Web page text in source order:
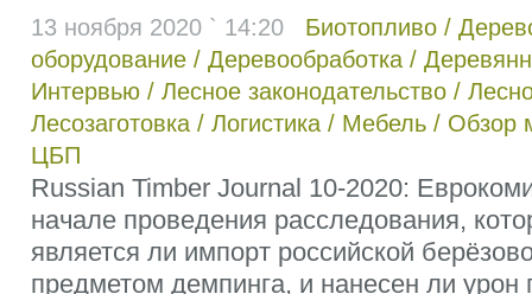
13 ноября 2020 ` 14:20 Биотопливо /
оборудование / Деревообработка /
Интервью / Лесное законодательство /
Лесозаготовка / Логистика / Мебель / Обзор
ЦБП
Russian Timber Journal 10-2020:
начале проведения расследования,
является ли импорт российской
предметом демпинга, и нанесен ли